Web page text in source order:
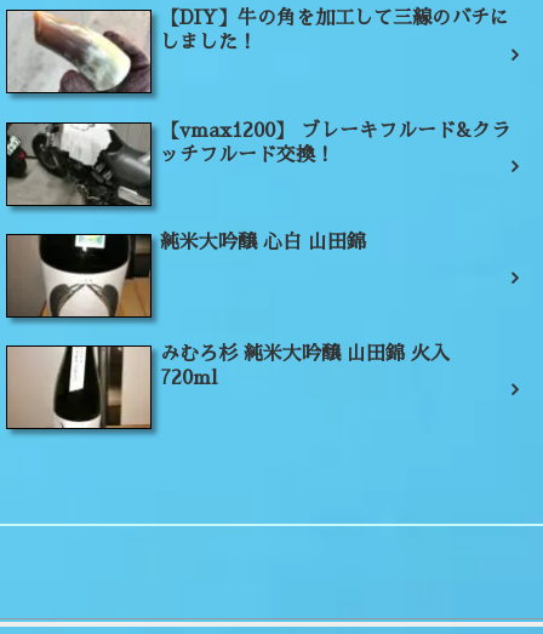
【DIY】牛の角を加工して三線のバチに
しました！
【vmax1200】 ブレーキフルード&クラ
ッチフルード交換！
純米大吟醸 心白 山田錦
みむろ杉 純米大吟醸 山田錦 火入
720ml